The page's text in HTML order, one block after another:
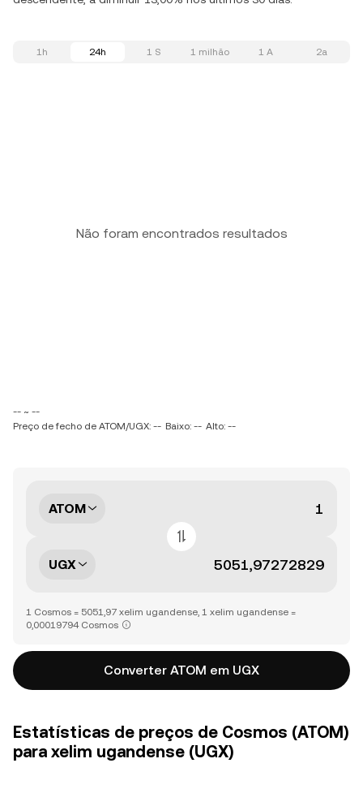
1h 24h 1 S 1 milhão 1 A 2a
Não foram encontrados resultados
-- ~ --
Preço de fecho de ATOM/UGX: -- Baixo: -- Alto: --
ATOM
UGX
1 Cosmos = 5051,97 xelim ugandense, 1 xelim ugandense =
0,00019794 Cosmos
Converter ATOM em UGX
Estatísticas de preços de Cosmos (ATOM)
para xelim ugandense (UGX)